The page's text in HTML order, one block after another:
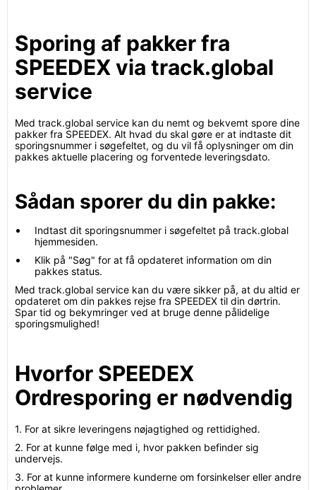
Sporing af pakker fra
SPEEDEX via track.global
service
Med track.global service kan du nemt og bekvemt spore dine
pakker fra SPEEDEX. Alt hvad du skal gøre er at indtaste dit
sporingsnummer i søgefeltet, og du vil få oplysninger om din
pakkes aktuelle placering og forventede leveringsdato.
Sådan sporer du din pakke:
Indtast dit sporingsnummer i søgefeltet på track.global
hjemmesiden.
Klik på "Søg" for at få opdateret information om din
pakkes status.
Med track.global service kan du være sikker på, at du altid er
opdateret om din pakkes rejse fra SPEEDEX til din dørtrin.
Spar tid og bekymringer ved at bruge denne pålidelige
sporingsmulighed!
Hvorfor SPEEDEX
Ordresporing er nødvendig
1. For at sikre leveringens nøjagtighed og rettidighed.
2. For at kunne følge med i, hvor pakken befinder sig
undervejs.
3. For at kunne informere kunderne om forsinkelser eller andre